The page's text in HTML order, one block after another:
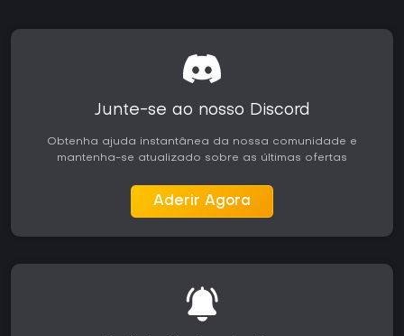
Junte-se ao nosso Discord
Obtenha ajuda instantânea da nossa comunidade e
mantenha-se atualizado sobre as últimas ofertas
Aderir Agora